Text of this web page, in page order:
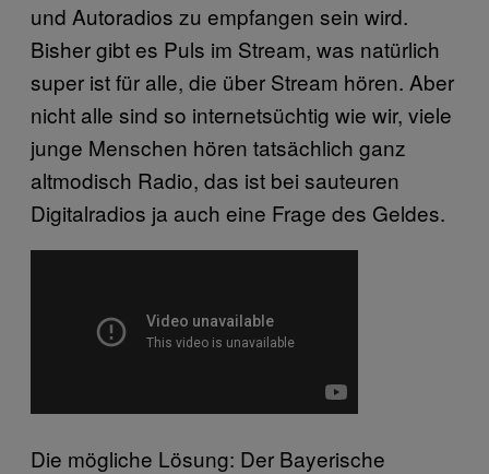
und Autoradios zu empfangen sein wird.
Bisher gibt es Puls im Stream, was natürlich
super ist für alle, die über Stream hören. Aber
nicht alle sind so internetsüchtig wie wir, viele
junge Menschen hören tatsächlich ganz
altmodisch Radio, das ist bei sauteuren
Digitalradios ja auch eine Frage des Geldes.
Die mögliche Lösung: Der Bayerische